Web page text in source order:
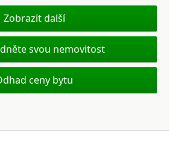
Zobrazit další
svou nemovitost
ceny bytu